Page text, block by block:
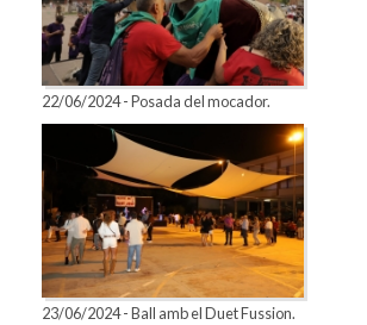
22/06/2024 - Posada del mocador.
23/06/2024 - Ball amb el Duet Fussion.